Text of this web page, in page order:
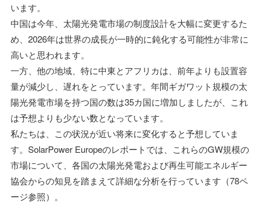
います。
中国は今年、太陽光発電市場の制度設計を大幅に変更するた
め、2026年は世界の成長が一時的に鈍化する可能性が非常に
高いと思われます。
一方、他の地域、特に中東とアフリカは、前年よりも設置容
量が減少し、遅れをとっています。年間ギガワット規模の太
陽光発電市場を持つ国の数は35カ国に増加しましたが、これ
は予想よりも少ない数となっています。
私たちは、この状況が近い将来に変化すると予想していま
す。SolarPower Europeのレポートでは、これらのGW規模の
市場について、各国の太陽光発電および再生可能エネルギー
協会からの知見を踏まえて詳細な分析を行っています（78ペ
ージ参照）。